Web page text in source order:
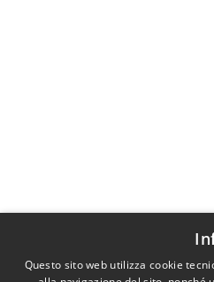
Questo sito web utilizza cookie